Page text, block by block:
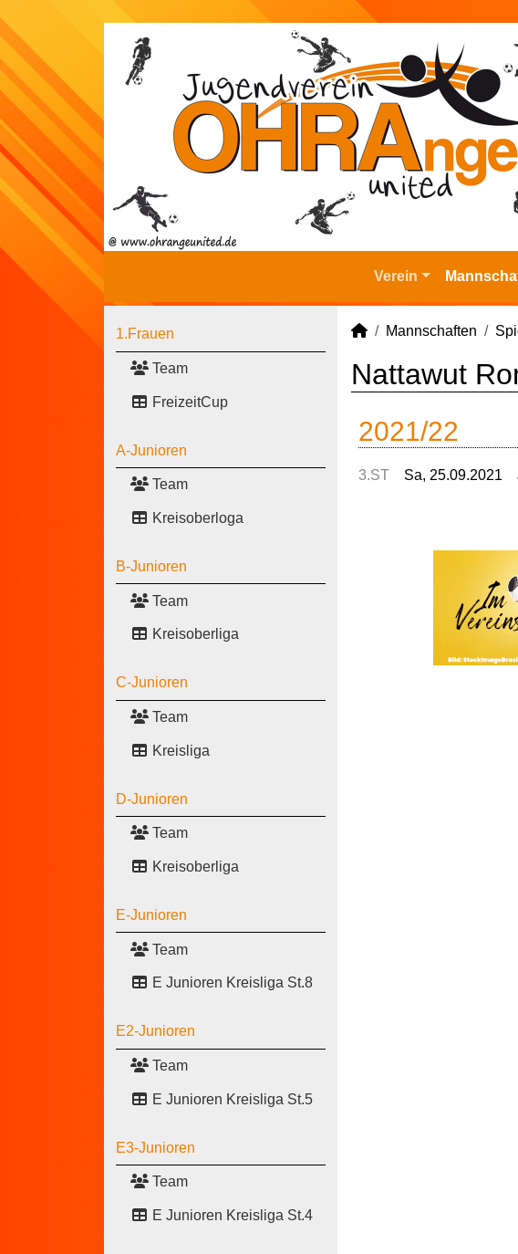
Verein
1.Frauen
Team
FreizeitCup
A-Junioren
Team
Kreisoberloga
B-Junioren
Team
Kreisoberliga
C-Junioren
Team
Kreisliga
D-Junioren
Team
Kreisoberliga
E-Junioren
Team
E Junioren Kreisliga St.8
E2-Junioren
Team
E Junioren Kreisliga St.5
E3-Junioren
Team
E Junioren Kreisliga St.4
Mannschaften
Nattawut
2021/22
3.ST Sa, 25.09.2021